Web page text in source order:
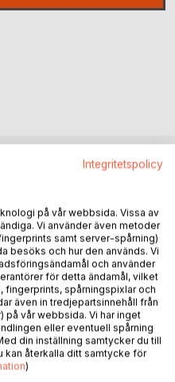
på Bis äventyr i
spår och längtan till att än
både hennes och
att resa tillbaka
det blir ett kärt
farlig vändning och det blir
kommer i vägen och
upp igen. Lika snabbt
gång lämnar den död
Integritetspolicy
på vår webbsida. Vissa av
Vi använder även metoder
samt server-spårning)
besöks och hur den används. Vi
och använder
för detta ändamål, vilket
fingerprints, spårningspixlar och
även in tredjepartsinnehåll från
på vår webbsida. Vi har inget
eller eventuell spårning
din inställning samtycker du till
kan återkalla ditt samtycke för
)